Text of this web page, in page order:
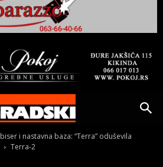
i nastavna baza: “Terra” oduševila
Terra-2